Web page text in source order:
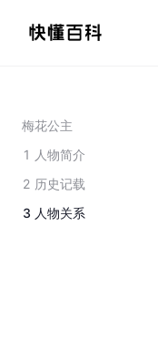
梅花公主
1 人物简介
2 历史记载
3 人物关系